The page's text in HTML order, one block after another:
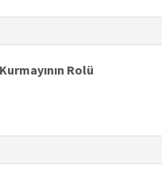
Rolü